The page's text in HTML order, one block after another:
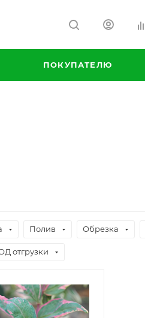
ПОКУПАТЕЛЮ
Полив Обрезка
отгрузки